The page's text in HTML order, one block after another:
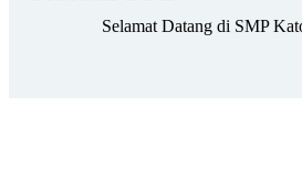
Datang di SMP Katolik Virgo